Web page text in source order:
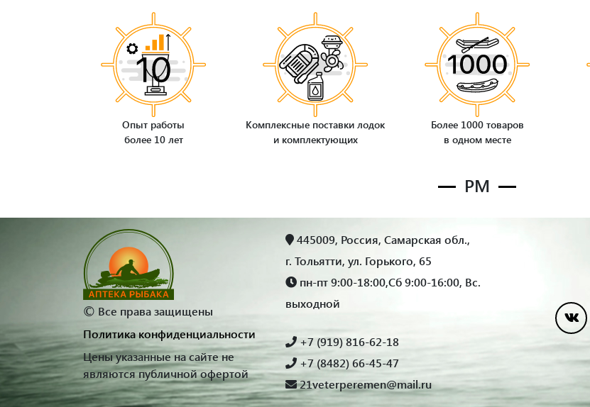
Опыт работы
более 10 лет
Комплексные поставки лодок
и комплектующих
Более 1000 товаров
в одном месте
РМ
© Все права защищены
Политика конфиденциальности
Цены указанные на сайте не
являются публичной офертой
445009, Россия, Самарская обл.,
г. Тольятти, ул. Горького, 65
пн-пт 9:00-18:00,Сб 9:00-16:00, Вс.
выходной
+7 (919) 816-62-18
+7 (8482) 66-45-47
21veterperemen@mail.ru